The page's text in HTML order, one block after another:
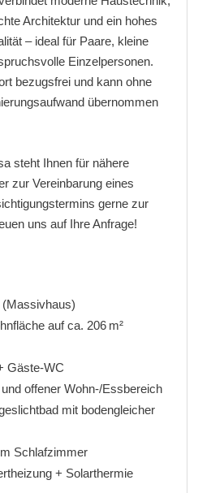
Architektur und ein hohes
– ideal für Paare, kleine
Einzelpersonen.
bezugsfrei und kann ohne
übernommen
steht Ihnen für nähere
zur Vereinbarung eines
gerne zur
uns auf Ihre Anfrage!
(Massivhaus)
auf ca. 206 m²
Gäste-WC
offener Wohn-/Essbereich
mit bodengleicher
Schlafzimmer
+ Solarthermie